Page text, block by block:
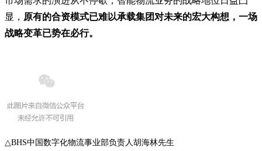
显， 原有的合资模式已难以承载集团对未来的宏大构想，一场
战略变革已势在必行。
△BHS中国数字化物流事业部负责人胡海林先生